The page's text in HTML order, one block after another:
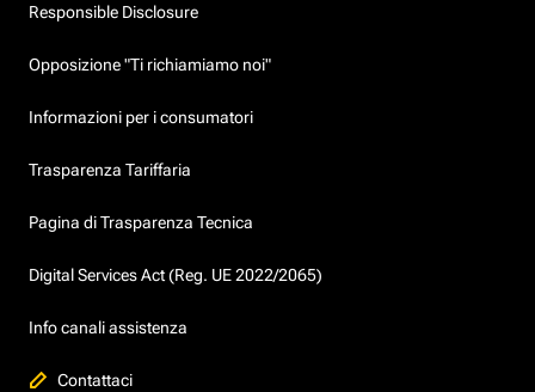
Responsible Disclosure
Opposizione "Ti richiamiamo noi"
Informazioni per i consumatori
Trasparenza Tariffaria
Pagina di Trasparenza Tecnica
Digital Services Act (Reg. UE 2022/2065)
Info canali assistenza
Contattaci